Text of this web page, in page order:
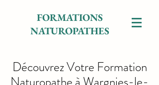
FORMATIONS
NATUROPATHES
Découvrez Votre Formation